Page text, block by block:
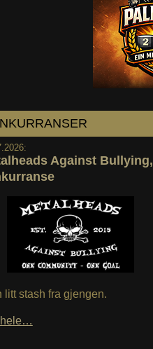
Against Bullying,
litt stash fra gjengen.
hele…